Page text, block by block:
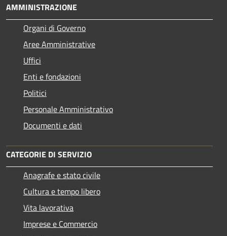
AMMINISTRAZIONE
Organi di Governo
Aree Amministrative
Uffici
Enti e fondazioni
Politici
Personale Amministrativo
Documenti e dati
CATEGORIE DI SERVIZIO
Anagrafe e stato civile
Cultura e tempo libero
Vita lavorativa
Imprese e Commercio